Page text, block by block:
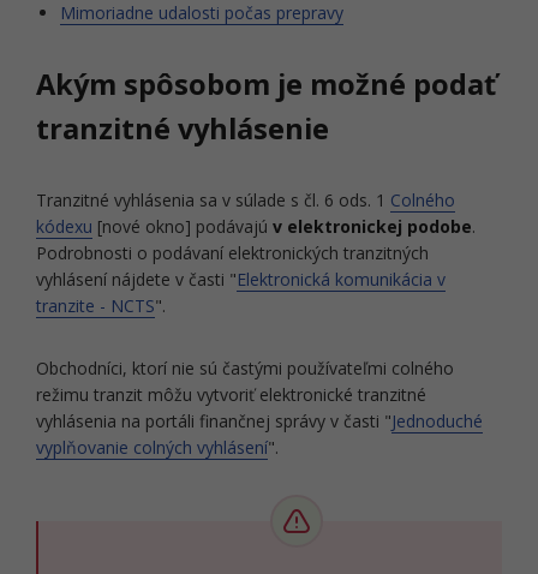
Mimoriadne udalosti počas prepravy
Akým spôsobom je možné podať
tranzitné vyhlásenie
Tranzitné vyhlásenia sa v súlade s čl. 6 ods. 1 Colného
kódexu [nové okno] podávajú v elektronickej podobe.
Podrobnosti o podávaní elektronických tranzitných
vyhlásení nájdete v časti "Elektronická komunikácia v
tranzite - NCTS".
Obchodníci, ktorí nie sú častými používateľmi colného
režimu tranzit môžu vytvoriť elektronické tranzitné
vyhlásenia na portáli finančnej správy v časti "Jednoduché
vyplňovanie colných vyhlásení".